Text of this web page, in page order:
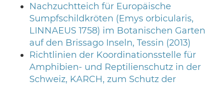
Nachzuchtteich für Europäische
Sumpfschildkröten (Emys orbicularis,
LINNAEUS 1758) im Botanischen Garten
auf den Brissago Inseln, Tessin (2013)
Richtlinien der Koordinationsstelle für
Amphibien- und Reptilienschutz in der
Schweiz, KARCH, zum Schutz der